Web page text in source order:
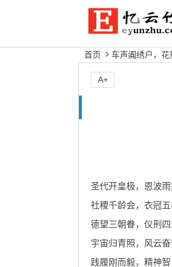
首页 车声阗绣户，
圣代开皇极，恩波
社稷千龄会，衣冠
德望三朝眷，仪刑
宇宙归青照，风云
践履刚而毅，精神
A+